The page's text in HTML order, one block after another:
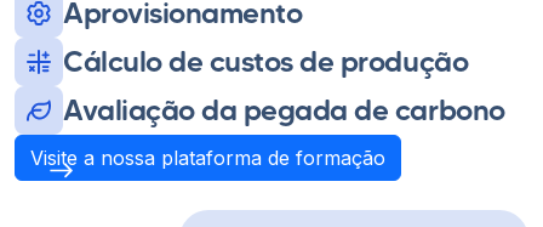
Aprovisionamento
Cálculo de custos de produção
Avaliação da pegada de carbono
Visite a nossa plataforma de formação